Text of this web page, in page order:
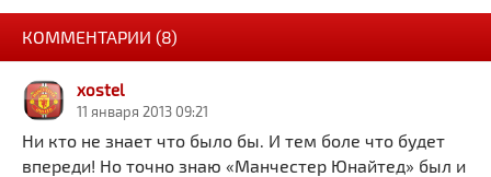
КОММЕНТАРИИ (8)
xostel
11 января 2013 09:21
Ни кто не знает что было бы. И тем боле что будет
впереди! Но точно знаю «Манчестер Юнайтед» был и